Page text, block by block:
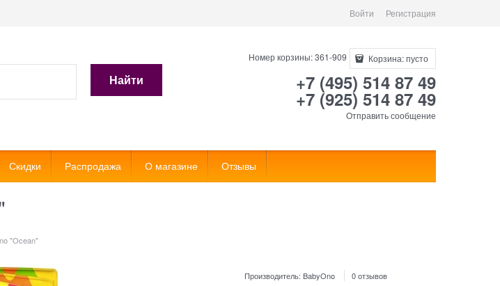
Войти Регистрация
Найти
Номер корзины: 361-909 Корзина:пусто
+7 (495) 514 87 49
+7 (925) 514 87 49
Отправить сообщение
Скидки Распродажа О магазине Отзывы
"Ocean"
Производитель: BabyOno 0 отзывов